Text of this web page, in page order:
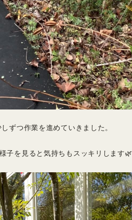
ずつ作業を進めていきました。
子を見ると気持ちもスッキリします🌿